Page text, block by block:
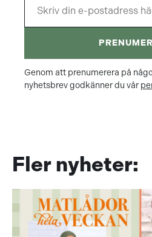
Genom att prenumerera på
nyhetsbrev godkänner du vår
Fler nyheter: